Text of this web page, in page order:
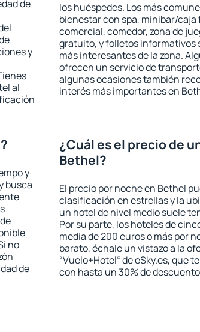
de
y
al
los huéspedes. Los más
bienestar con spa, minibar/
comercial, comedor, zona de
gratuito, y folletos
más interesantes de la zona.
ofrecen un servicio de
algunas ocasiones también
interés más importantes en
y
busca
no
de
¿Cuál es el precio de
Bethel?
El precio por noche en Bethel
clasificación en estrellas y la
un hotel de nivel medio suele
Por su parte, los hoteles de
media de 200 euros o más por
barato, échale un vistazo a la
“Vuelo+Hotel“ de eSky.es, que
con hasta un 30% de